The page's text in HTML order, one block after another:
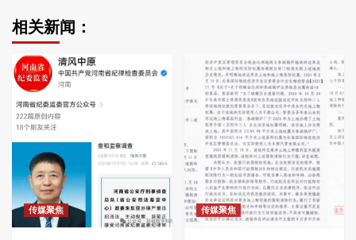
相关新闻：
传媒聚焦 传媒聚焦